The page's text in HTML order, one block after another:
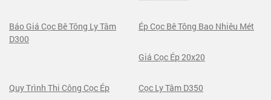
Báo Giá Cọc Bê Tông Ly Tâm
D300
Ép Cọc Bê Tông Bao Nhiêu Mét
Giá Cọc Ép 20x20
Quy Trình Thi Công Cọc Ép Cọc Ly Tâm D350